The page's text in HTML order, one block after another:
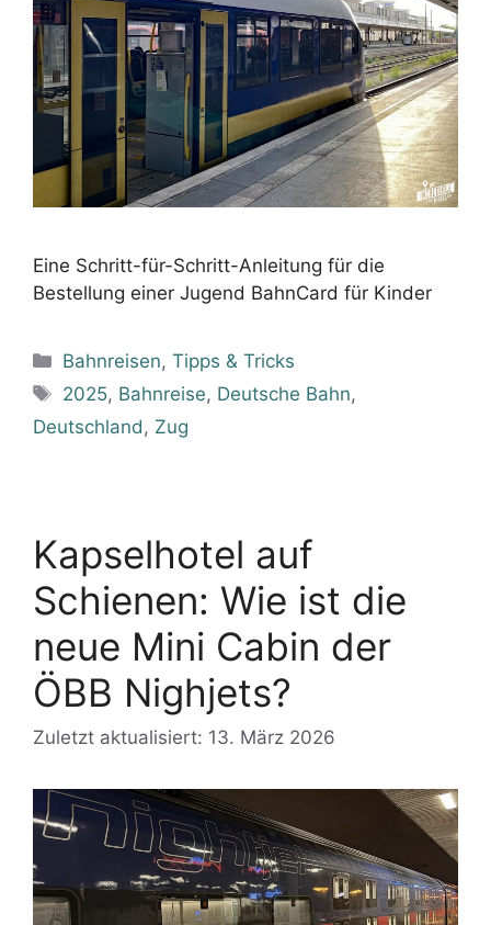
Eine Schritt-für-Schritt-Anleitung für die
Bestellung einer Jugend BahnCard für Kinder
Kategorien
Bahnreisen,Tipps & Tricks
Schlagwörter
2025, Bahnreise, Deutsche Bahn,
Deutschland , Zug
Kapselhotel auf
Schienen: Wie ist die
neue Mini Cabin der
ÖBB Nighjets?
Zuletzt aktualisiert: 13. März 2026